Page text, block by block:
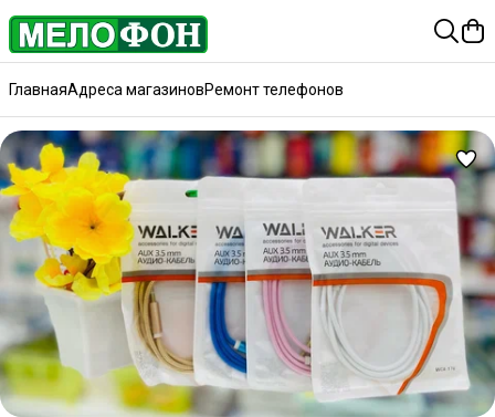
ГлавнаяАдреса магазиновРемонт телефонов